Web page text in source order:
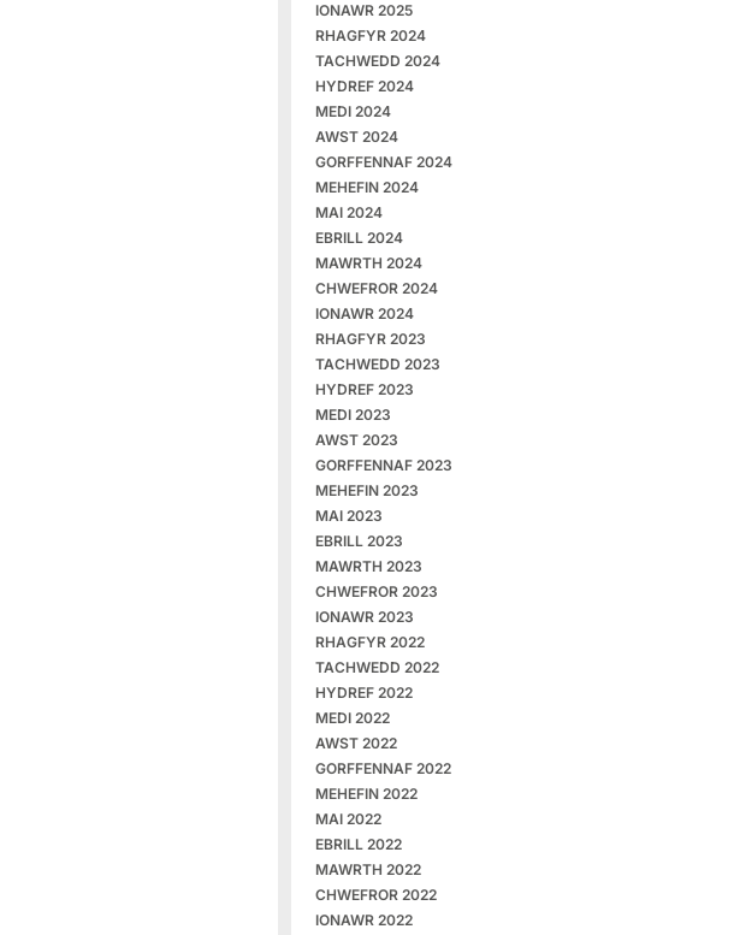
IONAWR 2025
RHAGFYR 2024
TACHWEDD 2024
HYDREF 2024
MEDI 2024
AWST 2024
GORFFENNAF 2024
MEHEFIN 2024
MAI 2024
EBRILL 2024
MAWRTH 2024
CHWEFROR 2024
IONAWR 2024
RHAGFYR 2023
TACHWEDD 2023
HYDREF 2023
MEDI 2023
AWST 2023
GORFFENNAF 2023
MEHEFIN 2023
MAI 2023
EBRILL 2023
MAWRTH 2023
CHWEFROR 2023
IONAWR 2023
RHAGFYR 2022
TACHWEDD 2022
HYDREF 2022
MEDI 2022
AWST 2022
GORFFENNAF 2022
MEHEFIN 2022
MAI 2022
EBRILL 2022
MAWRTH 2022
CHWEFROR 2022
IONAWR 2022